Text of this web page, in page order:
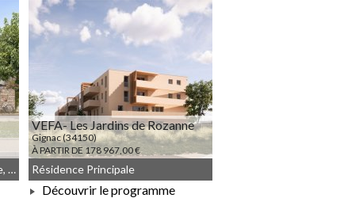
JEANBRUN, Résidence Principale, Meublé non géré, Droit commun
VEFA- Les Jardins de Rozanne
Gignac (34150)
À PARTIR DE 178 967,00 €
Résidence Principale
Découvrir le programme